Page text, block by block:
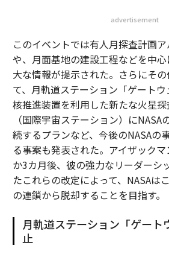
advertisement
このイベントでは有人月探査計画
や、月面基地の建設工程などを中
大な情報が提示された。さらにそ
て、月軌道ステーション「ゲートウ
核推進装置を利用した新たな火星
（国際宇宙ステーション）にNASA
続するプランなど、今後のNASAの
る事案も発表された。アイザック
か3カ月後、彼の強力なリーダーシ
たこれらの改定によって、NASAは
の連鎖から脱却することを目指す。
月軌道ステーション「ゲート
止